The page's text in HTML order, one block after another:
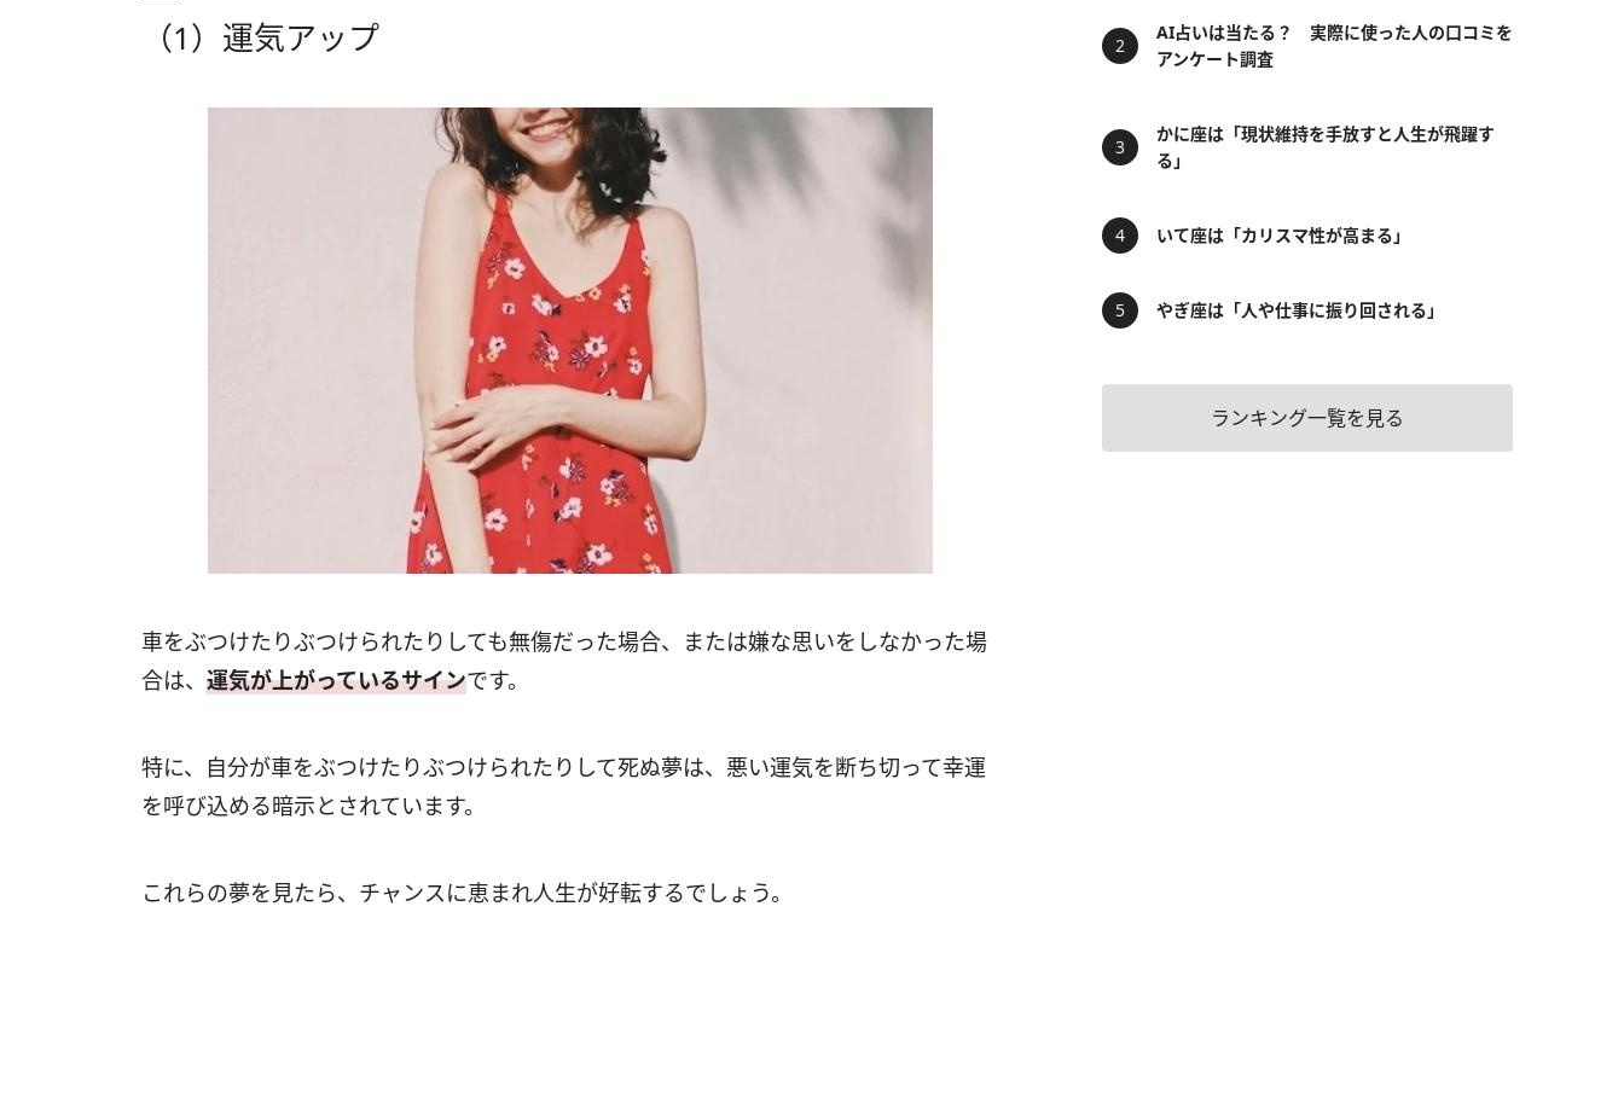
（1）運気アップ
車をぶつけたりぶつけられたりしても無傷だった場合、または嫌な思いをしなかった場
合は、 運気が上がっているサインです。
特に、自分が車をぶつけたりぶつけられたりして死ぬ夢は、悪い運気を断ち切って幸運
を呼び込める暗示とされています。
これらの夢を見たら、チャンスに恵まれ人生が好転するでしょう。
AI占いは当たる？ 実際に使った人の口コミを
アンケート調査
かに座は「現状維持を手放すと人生が飛躍す
る」
いて座は「カリスマ性が高まる」
やぎ座は「人や仕事に振り回される」
ランキング一覧を見る